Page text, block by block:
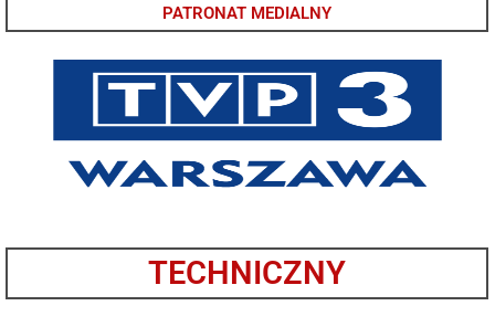
PATRONAT MEDIALNY
TECHNICZNY